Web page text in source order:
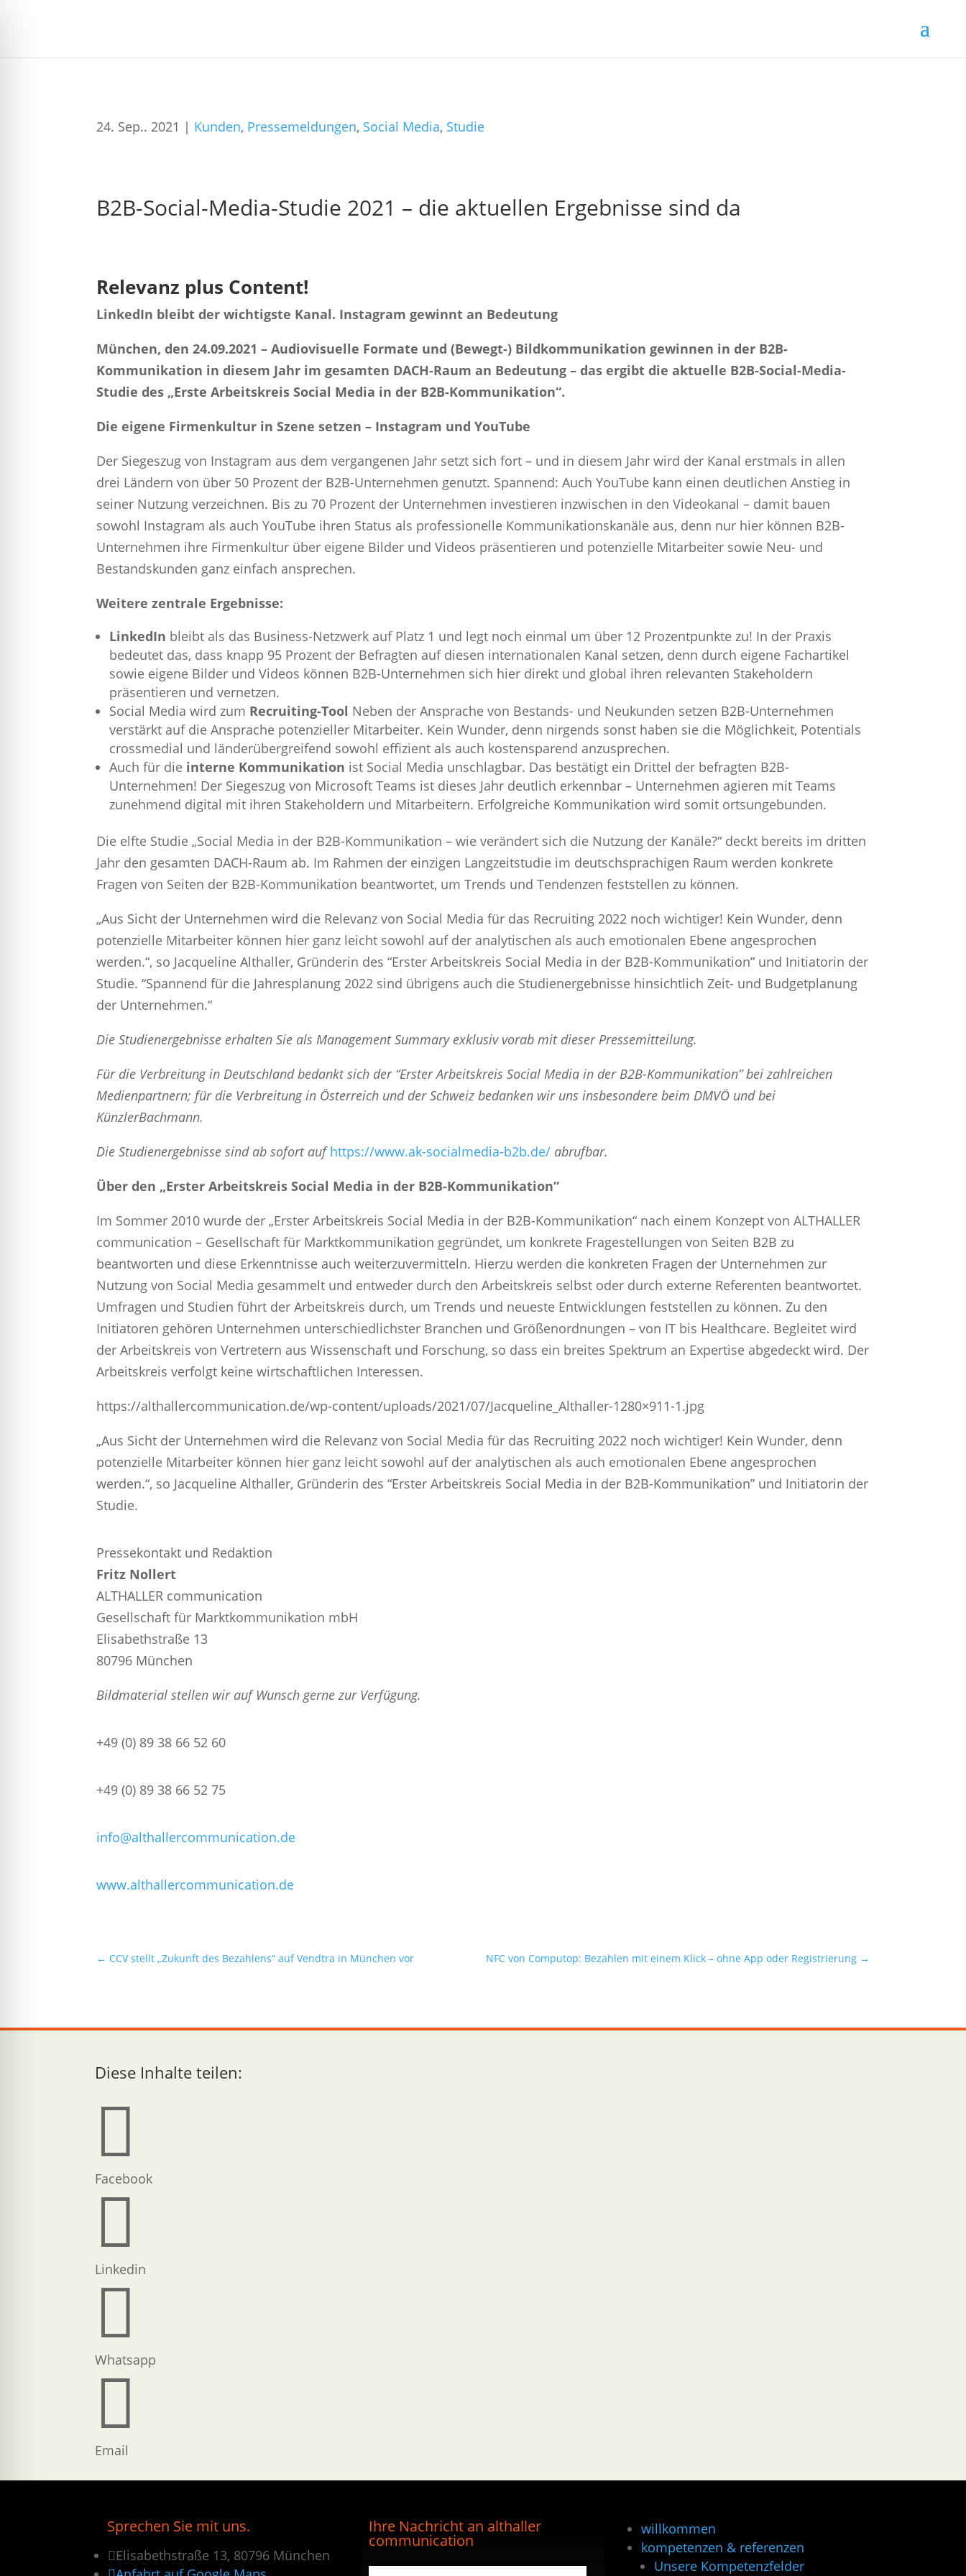
24. Sep.. 2021 | Kunden, Pressemeldungen, Social Media, Studie
B2B-Social-Media-Studie 2021 – die aktuellen Ergebnisse sind da
Relevanz plus Content!
LinkedIn bleibt der wichtigste Kanal. Instagram gewinnt an Bedeutung
München, den 24.09.2021 – Audiovisuelle Formate und (Bewegt-) Bildkommunikation gewinnen in der B2B-
Kommunikation in diesem Jahr im gesamten DACH-Raum an Bedeutung – das ergibt die aktuelle B2B-Social-Media-
Studie des „Erste Arbeitskreis Social Media in der B2B-Kommunikation“.
Die eigene Firmenkultur in Szene setzen – Instagram und YouTube
Der Siegeszug von Instagram aus dem vergangenen Jahr setzt sich fort – und in diesem Jahr wird der Kanal erstmals in allen
drei Ländern von über 50 Prozent der B2B-Unternehmen genutzt. Spannend: Auch YouTube kann einen deutlichen Anstieg in
seiner Nutzung verzeichnen. Bis zu 70 Prozent der Unternehmen investieren inzwischen in den Videokanal – damit bauen
sowohl Instagram als auch YouTube ihren Status als professionelle Kommunikationskanäle aus, denn nur hier können B2B-
Unternehmen ihre Firmenkultur über eigene Bilder und Videos präsentieren und potenzielle Mitarbeiter sowie Neu- und
Bestandskunden ganz einfach ansprechen.
Weitere zentrale Ergebnisse:
LinkedIn bleibt als das Business-Netzwerk auf Platz 1 und legt noch einmal um über 12 Prozentpunkte zu! In der Praxis
bedeutet das, dass knapp 95 Prozent der Befragten auf diesen internationalen Kanal setzen, denn durch eigene Fachartikel
sowie eigene Bilder und Videos können B2B-Unternehmen sich hier direkt und global ihren relevanten Stakeholdern
präsentieren und vernetzen.
Social Media wird zum Recruiting-Tool Neben der Ansprache von Bestands- und Neukunden setzen B2B-Unternehmen
verstärkt auf die Ansprache potenzieller Mitarbeiter. Kein Wunder, denn nirgends sonst haben sie die Möglichkeit, Potentials
crossmedial und länderübergreifend sowohl effizient als auch kostensparend anzusprechen.
Auch für die interne Kommunikation ist Social Media unschlagbar. Das bestätigt ein Drittel der befragten B2B-
Unternehmen! Der Siegeszug von Microsoft Teams ist dieses Jahr deutlich erkennbar – Unternehmen agieren mit Teams
zunehmend digital mit ihren Stakeholdern und Mitarbeitern. Erfolgreiche Kommunikation wird somit ortsungebunden.
Die elfte Studie „Social Media in der B2B-Kommunikation – wie verändert sich die Nutzung der Kanäle?“ deckt bereits im dritten
Jahr den gesamten DACH-Raum ab. Im Rahmen der einzigen Langzeitstudie im deutschsprachigen Raum werden konkrete
Fragen von Seiten der B2B-Kommunikation beantwortet, um Trends und Tendenzen feststellen zu können.
„Aus Sicht der Unternehmen wird die Relevanz von Social Media für das Recruiting 2022 noch wichtiger! Kein Wunder, denn
potenzielle Mitarbeiter können hier ganz leicht sowohl auf der analytischen als auch emotionalen Ebene angesprochen
werden.“, so Jacqueline Althaller, Gründerin des “Erster Arbeitskreis Social Media in der B2B-Kommunikation” und Initiatorin der
Studie. “Spannend für die Jahresplanung 2022 sind übrigens auch die Studienergebnisse hinsichtlich Zeit- und Budgetplanung
der Unternehmen.“
Die Studienergebnisse erhalten Sie als Management Summary exklusiv vorab mit dieser Pressemitteilung.
Für die Verbreitung in Deutschland bedankt sich der “Erster Arbeitskreis Social Media in der B2B-Kommunikation” bei zahlreichen
Medienpartnern; für die Verbreitung in Österreich und der Schweiz bedanken wir uns insbesondere beim DMVÖ und bei
KünzlerBachmann.
Die Studienergebnisse sind ab sofort aufhttps://www.ak-socialmedia-b2b.de/ abrufbar.
Über den „Erster Arbeitskreis Social Media in der B2B-Kommunikation“
Im Sommer 2010 wurde der „Erster Arbeitskreis Social Media in der B2B-Kommunikation“ nach einem Konzept von ALTHALLER
communication – Gesellschaft für Marktkommunikation gegründet, um konkrete Fragestellungen von Seiten B2B zu
beantworten und diese Erkenntnisse auch weiterzuvermitteln. Hierzu werden die konkreten Fragen der Unternehmen zur
Nutzung von Social Media gesammelt und entweder durch den Arbeitskreis selbst oder durch externe Referenten beantwortet.
Umfragen und Studien führt der Arbeitskreis durch, um Trends und neueste Entwicklungen feststellen zu können. Zu den
Initiatoren gehören Unternehmen unterschiedlichster Branchen und Größenordnungen – von IT bis Healthcare. Begleitet wird
der Arbeitskreis von Vertretern aus Wissenschaft und Forschung, so dass ein breites Spektrum an Expertise abgedeckt wird. Der
Arbeitskreis verfolgt keine wirtschaftlichen Interessen.
https://althallercommunication.de/wp-content/uploads/2021/07/Jacqueline_Althaller-1280×911-1.jpg
„Aus Sicht der Unternehmen wird die Relevanz von Social Media für das Recruiting 2022 noch wichtiger! Kein Wunder, denn
potenzielle Mitarbeiter können hier ganz leicht sowohl auf der analytischen als auch emotionalen Ebene angesprochen
werden.“, so Jacqueline Althaller, Gründerin des “Erster Arbeitskreis Social Media in der B2B-Kommunikation” und Initiatorin der
Studie.
Pressekontakt und Redaktion
Fritz Nollert
ALTHALLER communication
Gesellschaft für Marktkommunikation mbH
Elisabethstraße 13
80796 München
Bildmaterial stellen wir auf Wunsch gerne zur Verfügung.
+49 (0) 89 38 66 52 60
+49 (0) 89 38 66 52 75
info@althallercommunication.de
www.althallercommunication.de
← CCV stellt „Zukunft des Bezahlens“ auf Vendtra in München vor NFC von Computop: Bezahlen mit einem Klick – ohne App oder Registrierung→
Diese Inhalte teilen:

Facebook

Linkedin

Whatsapp

Email
Sprechen Sie mit uns.
Elisabethstraße 13, 80796 München
Ihre Nachricht an althaller
communication
willkommen
kompetenzen & referenzen
Unsere Kompetenzfelder